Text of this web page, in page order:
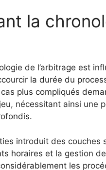
la
de l’arbitrage est
la durée du
plus compliqués
nécessitant ainsi une
introduit des couches
horaires et la gestion
les